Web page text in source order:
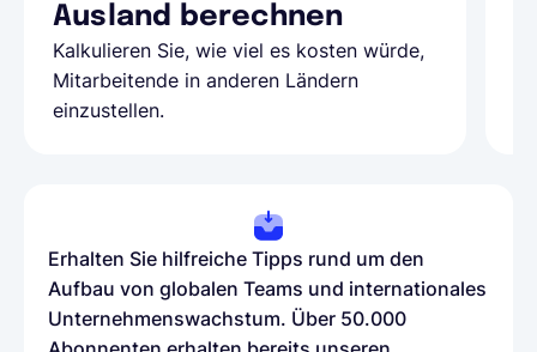
Ausland berechnen
Kalkulieren Sie, wie viel es kosten würde,
Mitarbeitende in anderen Ländern
einzustellen.
Erhalten Sie hilfreiche Tipps rund um den
Aufbau von globalen Teams und internationales
Unternehmenswachstum. Über 50.000